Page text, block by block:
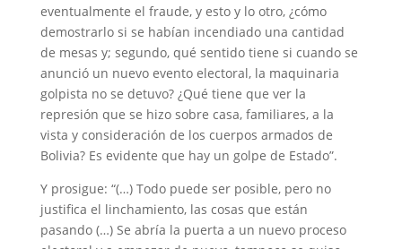
eventualmente el fraude, y esto y lo otro, ¿cómo
demostrarlo si se habían incendiado una cantidad
de mesas y; segundo, qué sentido tiene si cuando se
anunció un nuevo evento electoral, la maquinaria
golpista no se detuvo? ¿Qué tiene que ver la
represión que se hizo sobre casa, familiares, a la
vista y consideración de los cuerpos armados de
Bolivia? Es evidente que hay un golpe de Estado”.
Y prosigue: “(…) Todo puede ser posible, pero no
justifica el linchamiento, las cosas que están
pasando (…) Se abría la puerta a un nuevo proceso